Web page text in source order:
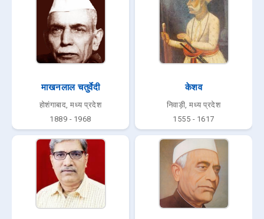
माखनलाल चतुर्वेदी
होशंगाबाद, मध्य प्रदेश
1889 - 1968
केशव
निवाड़ी, मध्य प्रदेश
1555 - 1617